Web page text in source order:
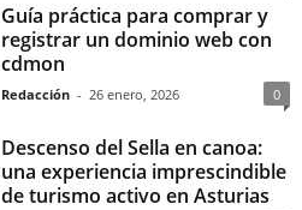
Guía práctica para comprar y
registrar un dominio web con
cdmon
Redacción - 26 enero, 2026 0
Descenso del Sella en canoa:
una experiencia imprescindible
de turismo activo en Asturias